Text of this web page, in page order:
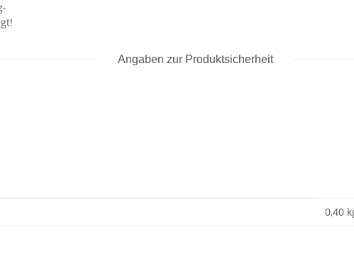
Angaben zur Produktsicherheit
0,40